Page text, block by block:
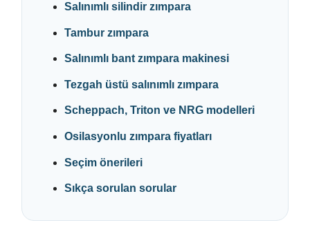
Salınımlı silindir zımpara
Tambur zımpara
Salınımlı bant zımpara makinesi
Tezgah üstü salınımlı zımpara
Scheppach, Triton ve NRG modelleri
Osilasyonlu zımpara fiyatları
Seçim önerileri
Sıkça sorulan sorular